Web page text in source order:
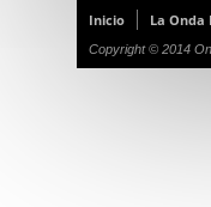
Inicio
La Onda
Copyright © 2014